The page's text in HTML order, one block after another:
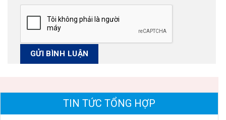
TIN TỨC TỔNG HỢP